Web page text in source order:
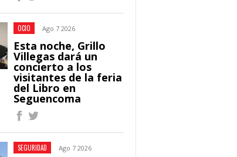
OCIO Ago 7 2026
Esta noche, Grillo
Villegas dará un
concierto a los
visitantes de la feria
del Libro en
Seguencoma
SEGURIDAD Ago 7 2026